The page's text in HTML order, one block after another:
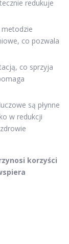
redukuje
co pozwala
co sprzyja
są płynne
w redukcji
korzyści